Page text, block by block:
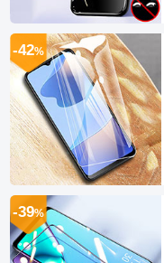
-42%
-39%